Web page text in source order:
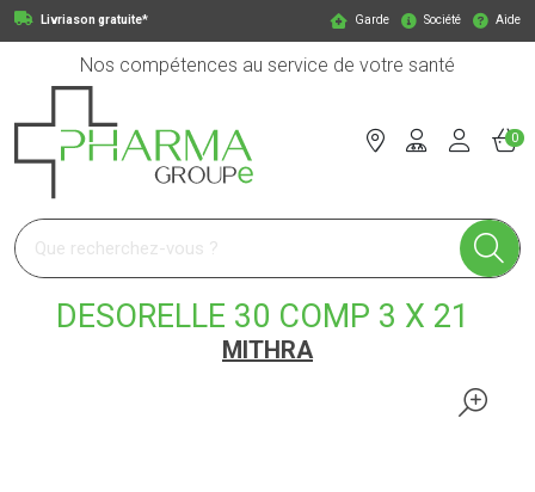
Livriason gratuite* Garde Société Aide
Nos compétences au service de votre santé
Pharmagroupe Votre pharmacie en ligne à votre service
0
DESORELLE 30 COMP 3 X 21
MITHRA